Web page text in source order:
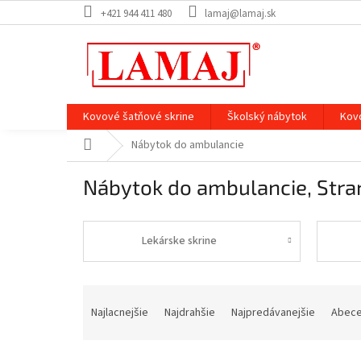
na
+421 944 411 480 lamaj@lamaj.sk
Kovové šatňové skrine Školský nábytok
DomovNábytok do ambulancie
Nábytok do ambulancie,
Lekárske skrine
Najlacnejšie Najdrahšie Najpredávanejšie